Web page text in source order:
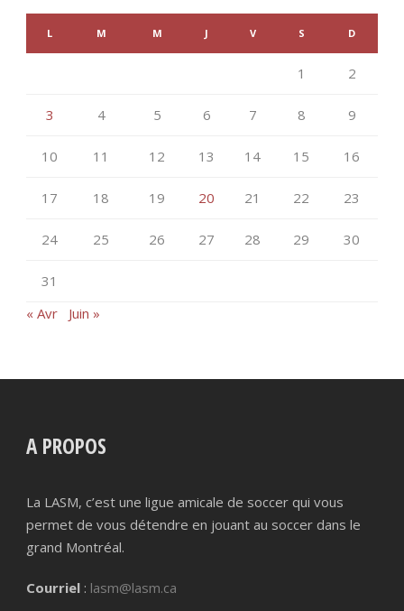
L M M J V S D
1 2
3 4 5 6 7 8 9
10 11 12 13 14 15 16
17 18 19 20 21 22 23
24 25 26 27 28 29 30
31
« Avr
Juin »
A PROPOS
La LASM, c’est une ligue amicale de soccer qui vous
permet de vous détendre en jouant au soccer dans le
grand Montréal.
Courriel : lasm@lasm.ca